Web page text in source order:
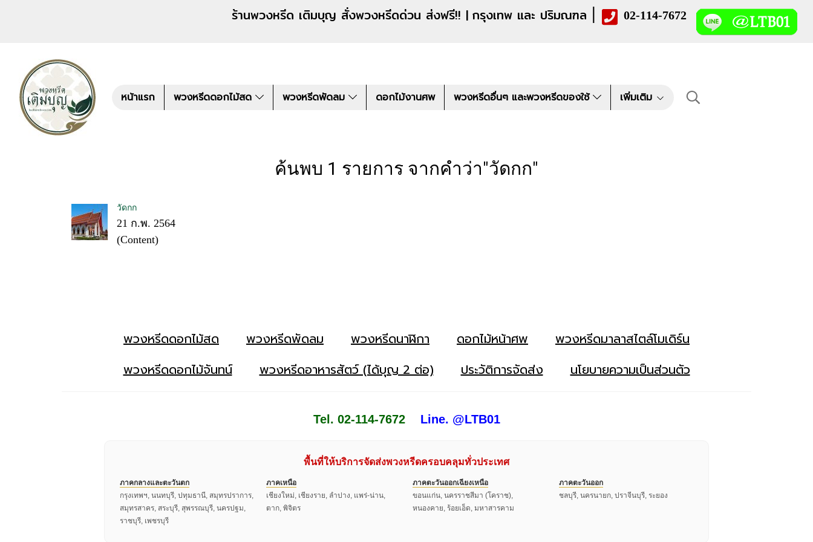
ร้านพวงหรีด เติมบุญ สั่งพวงหรีดด่วน ส่งฟรี!! | กรุงเทพ และ ปริมณฑล | 02-114-7672
หน้าแรก พวงหรีดดอกไม้สด พวงหรีดพัดลม ดอกไม้งานศพ พวงหรีดอื่นๆ และพวงหรีดของใช้ เพิ่มเติม
ค้นพบ 1 รายการ จากคำว่า"วัดกก"
วัดกก
21 ก.พ. 2564
(Content)
พวงหรีดดอกไม้สด พวงหรีดพัดลม พวงหรีดนาฬิกา ดอกไม้หน้าศพ
พวงหรีดมาลาสไตล์โมเดิร์น
พวงหรีดดอกไม้จันทน์
พวงหรีดอาหารสัตว์ (ได้บุญ 2 ต่อ) ประวัติการจัดส่ง นโยบายความเป็นส่วนตัว
Tel. 02-114-7672 Line. @LTB01
พื้นที่ให้บริการจัดส่งพวงหรีดครอบคลุมทั่วประเทศ
ภาคกลางและตะวันตก
กรุงเทพฯ, นนทบุรี, ปทุมธานี, สมุทรปราการ,
สมุทรสาคร, สระบุรี, สุพรรณบุรี, นครปฐม,
ราชบุรี, เพชรบุรี
ภาคเหนือ
เชียงใหม่, เชียงราย, ลำปาง, แพร่-น่าน,
ตาก, พิจิตร
ภาคตะวันออกเฉียงเหนือ
ขอนแก่น, นครราชสีมา (โคราช),
หนองคาย, ร้อยเอ็ด, มหาสารคาม
ภาคตะวันออก
ชลบุรี, นครนายก, ปราจีนบุรี, ระยอง